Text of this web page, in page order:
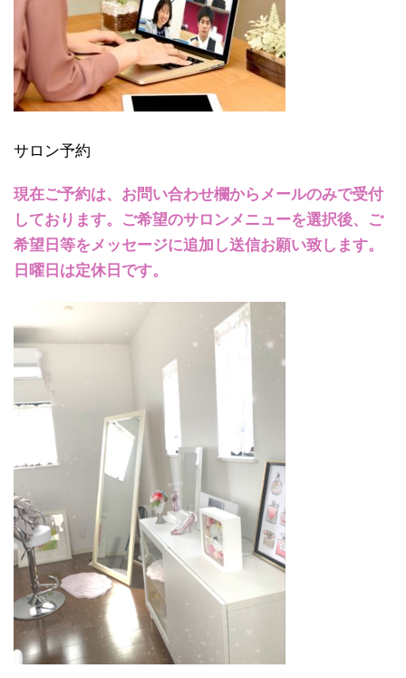
サロン予約
現在ご予約は、お問い合わせ欄からメールのみで受付
しております。ご希望のサロンメニューを選択後、ご
希望日等をメッセージに追加し送信お願い致します。
日曜日は定休日です。